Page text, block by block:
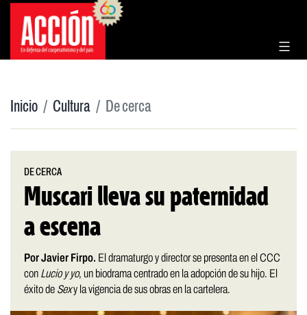
Saltar
contenido
Inicio Cultura De cerca
DE CERCA
Muscari lleva su paternidad
a escena
Por Javier Firpo. El dramaturgo y director se presenta en el CCC
con Lucio y yo, un biodrama centrado en la adopción de su hijo. El
éxito de Sexy la vigencia de sus obras en la cartelera.